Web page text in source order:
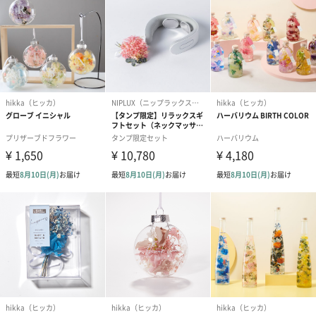
ご自宅用としておすすめです。季節のギフト、帰省のお土産や会
えない家族に送っても喜ばれることでしょう。
年齢関係なく幅広い世代の方に人気です
「お花」なので、年齢関係なく幅広い世代の女性に大変ご好評を
得ています。特に、生花のようにお手入れが要らないので、忙し
いけど癒しを求めている20代～30代の女性にご自宅で楽しめるイ
ンテリアとして受け入れられています。ギフトでお求めの場合は
男女問わず、人気です。
「hikka（ヒッカ）」
2017年に「花を味方に」をブランドメッセージに誕生した、舞い